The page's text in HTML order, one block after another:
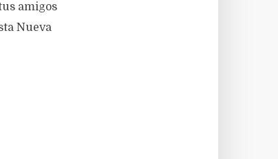
amigos
Nueva